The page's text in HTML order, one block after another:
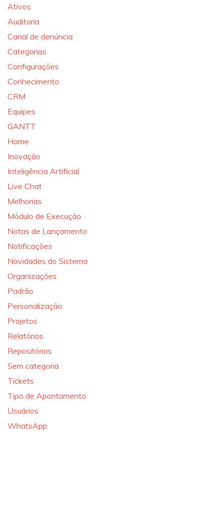
Ativos
Auditoria
Canal de denúncia
Categorias
Configurações
Conhecimento
CRM
Equipes
GANTT
Home
Inovação
Inteligência Artificial
Live Chat
Melhorias
Módulo de Execução
Notas de Lançamento
Notificações
Novidades do Sistema
Organizações
Padrão
Personalização
Projetos
Relatórios
Repositórios
Sem categoria
Tickets
Tipo de Apontamento
Usuários
WhatsApp